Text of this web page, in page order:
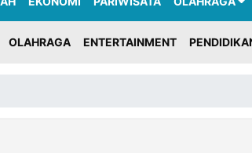
OLAHRAGA ENTERTAINMENT